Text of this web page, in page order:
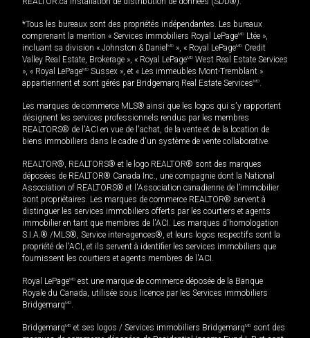
*Tous les bureaux sont des propriétés indépendantes. Les bureaux
comprenant la mention « Services immobiliers Royal LePageMD Ltée »,
incluant sa division « Johnston & Daniel MD », « Royal LePageMD Credit
Valley Real Estate, Brokerage », « Royal LePageMD West Real Estate Services
», « Royal LePageMD Sussex », et « Les immeubles Mont-Tremblant »
appartiennent et sont gérés par Bridgemarq Real Estate ServicesMD.
Les marques de commerce MLS® ainsi que les logos qui s'y rapportent
désignent les services professionnels rendus par les membres
REALTORS® de l'ACI en vue de l'achat, de la vente et de la location de
biens immobiliers dans le cadre d'un système de vente collaborative.
REALTOR®, REALTORS® et le logo REALTOR® sont des marques
déposées de REALTOR® Canada Inc., une compagnie dont la National
Association of REALTORS® et l'Association canadienne de l’immobilier
sont propriétaires. Les marques de commerce REALTOR® servent à
distinguer les services immobiliers offerts par les courtiers et agents
immobilier en tant que membres de l'ACI. Les marques d'homologation
S.I.A.® /MLS®, Service inter-agences®, et leurs logos respectifs sont la
propriété de l'ACI, et ils servent à identifier les services immobiliers que
fournissent les courtiers et agents membres de l'ACI.
Royal LePageMD est une marque de commerce déposée de la Banque
Royale du Canada, utilisée sous licence par les Services immobiliers
BridgemarqMD.
BridgemarqMD et ses logos / Services immobiliers BridgemarqMD sont des